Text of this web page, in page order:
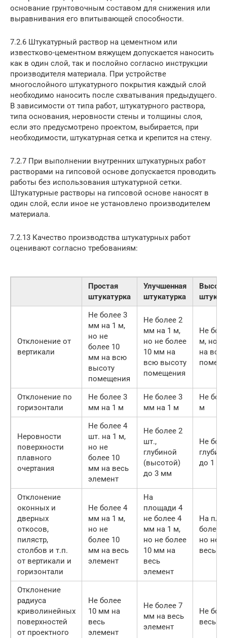
основание грунтовочным составом для снижения или
выравнивания его впитывающей способности.
7.2.6 Штукатурный раствор на цементном или
известково-цементном вяжущем допускается наносить
как в один слой, так и послойно согласно инструкции
производителя материала. При устройстве
многослойного штукатурного покрытия каждый слой
необходимо наносить после схватывания предыдущего.
В зависимости от типа работ, штукатурного раствора,
типа основания, неровности стены и толщины слоя,
если это предусмотрено проектом, выбирается, при
необходимости, штукатурная сетка и крепится на стену.
7.2.7 При выполнении внутренних штукатурных работ
растворами на гипсовой основе допускается проводить
работы без использования штукатурной сетки.
Штукатурные растворы на гипсовой основе наносят в
один слой, если иное не установлено производителем
материала.
7.2.13 Качество производства штукатурных работ
оценивают согласно требованиям:
Простая
штукатурка
Улучшенная
штукатурка
Отклонение от
вертикали
Не более 3
мм на 1 м,
но не
более 10
мм на всю
высоту
помещения
Не более 2
мм на 1 м,
но не более
10 мм на
всю высоту
помещения
Не
м, но
на всю
Отклонение по
горизонтали
Не более 3
мм на 1 м
Не более 3
мм на 1 м
Не
м
Неровности
поверхности
плавного
очертания
Не более 4
шт. на 1 м,
но не
более 10
мм на весь
элемент
Не более 2
шт.,
глубиной
(высотой)
до 3 мм
Не
до 1 мм
Отклонение
оконных и
дверных
откосов,
пилястр,
столбов и т.п.
от вертикали и
горизонтали
Не более 4
мм на 1 м,
но не
более 10
мм на весь
элемент
На
площади 4
не более 4
мм на 1 м,
но не более
10 мм на
весь
элемент
На
более
но не
весь
Отклонение
радиуса
криволинейных
поверхностей
от проектного
Не более
10 мм на
весь
элемент
Не более 7
мм на весь
элемент
Не
весь